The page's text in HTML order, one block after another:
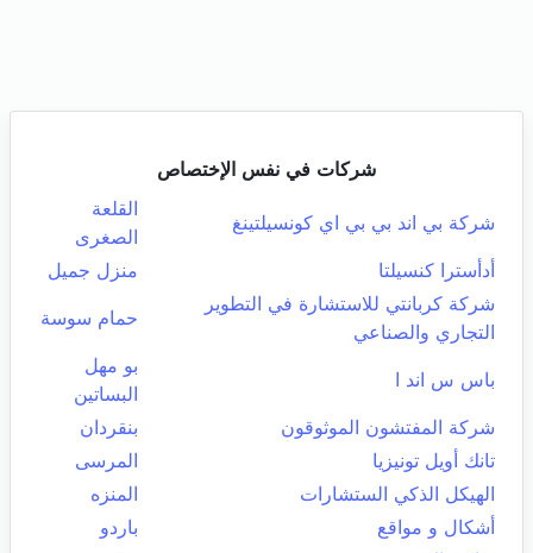
شركات في نفس الإختصاص
شركة بي اند بي بي اي كونسيلتينغ
القلعة
الصغرى
أدأسترا كنسيلتا
منزل جميل
شركة كربانتي للاستشارة في التطوير
التجاري والصناعي
حمام سوسة
باس س اند ا
بو مهل
البساتين
شركة المفتشون الموثوقون
بنقردان
تانك أويل تونيزيا
المرسى
الهيكل الذكي الستشارات
المنزه
أشكال و مواقع
باردو